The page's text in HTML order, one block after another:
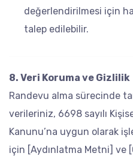
değerlendirilmesi için
talep edilebilir.
8. Veri Koruma ve Gizlilik
Randevu alma sürecinde
verileriniz, 6698 sayılı
Kanunu’na uygun olarak
için [Aydınlatma Metni] ve